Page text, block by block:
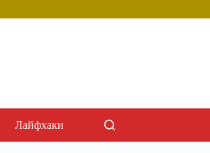
Лайфхаки